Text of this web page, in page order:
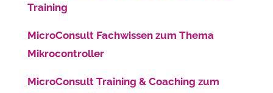
Training
MicroConsult Fachwissen zum Thema
Mikrocontroller
MicroConsult Training & Coaching zum